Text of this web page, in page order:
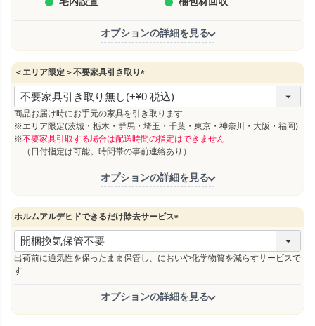
オプションの詳細を見る
＜エリア限定＞不要家具引き取り
(
必
須
商品お届け時にお手元の家具を引き取ります
※エリア限定(茨城・栃木・群馬・埼玉・千葉・東京・神奈川・大阪・福岡)
※不要家具引取する場合は配送時間の指定はできません
（日付指定は可能。時間帯の事前連絡あり）
オプションの詳細を見る
ホルムアルデヒドできるだけ除去サービス
(
須
出荷前に通気性を保ったまま保管し、においや化学物質を減らすサービスで
す
オプションの詳細を見る